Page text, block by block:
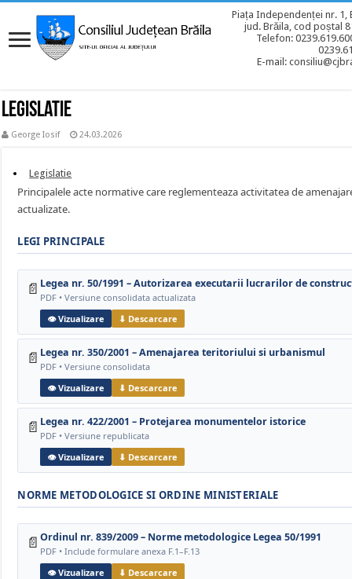
Piața Independenței nr. 1,
jud. Brăila, cod poștal
Telefon:
E-mail:
Legislatie
George Iosif 24.03.2026
Legislatie
Principalele acte normative care reglementeaza activitatea de
actualizate.
LEGI PRINCIPALE
📄 Legea nr. 50/1991 – Autorizarea executarii lucrarilor de
PDF • Versiune consolidata actualizata
👁 Vizualizare
⬇ Descarcare
📄 Legea nr. 350/2001 – Amenajarea teritoriului si urbanismul
PDF • Versiune consolidata
👁 Vizualizare
⬇ Descarcare
📄 Legea nr. 422/2001 – Protejarea monumentelor istorice
PDF • Versiune republicata
👁 Vizualizare
⬇ Descarcare
NORME METODOLOGICE SI ORDINE MINISTERIALE
📄Ordinul nr. 839/2009 – Norme metodologice Legea 50/1991
PDF • Include formulare anexa F.1–F.13
👁 Vizualizare
⬇ Descarcare